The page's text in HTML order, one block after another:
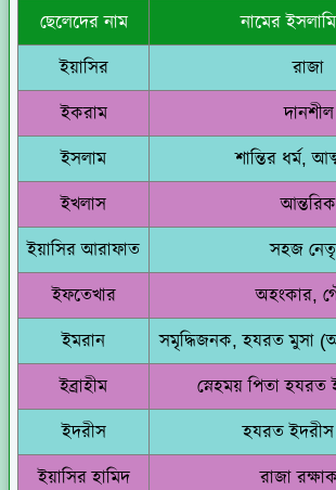
ছেলেদের নাম নামের
ইয়াসির রাজা
ইকরাম দানশীল
ইসলাম শান্তির ধর্ম,
ইখলাস আন্তরিক
ইয়াসির আরাফাত সহজ
ইফতেখার অহংকার,
ইমরান সমৃদ্ধিজনক, হযরত মুসা
ইব্রাহীম স্নেহময় পিতা হযরত
ইদরীস হযরত
ইয়াসির হামিদ রাজা